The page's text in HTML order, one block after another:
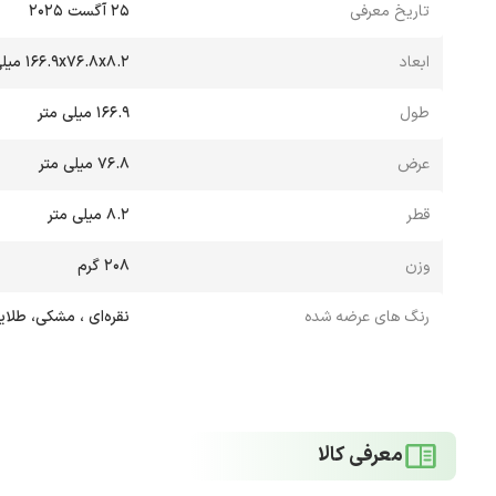
تاریخ معرفی ۲۵ آگست ۲۰۲۵
ابعاد ۱۶۶.۹x۷۶.۸x۸.۲ میلی‌متر
طول 166.9 میلی متر
عرض 76.8 میلی متر
قطر 8.2 میلی متر
وزن ۲۰۸ گرم
رنگ های عرضه شده نقره‌ای ، مشکی،
معرفی کالا